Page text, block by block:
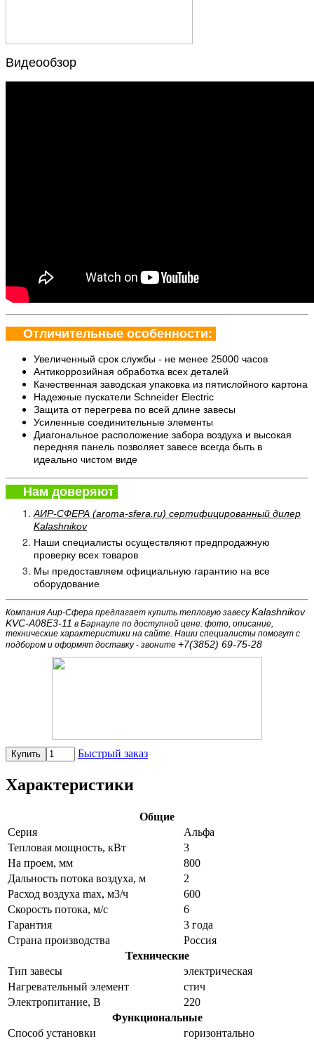
Видеообзор
Отличительные особенности:
Увеличенный срок службы - не менее 25000 часов
Антикоррозийная обработка всех деталей
Качественная заводская упаковка из пятислойного картона
Надежные пускатели Schneider Electric
Защита от перегрева по всей длине завесы
Усиленные соединительные элементы
Диагональное расположение забора воздуха и высокая
передняя панель позволяет завесе всегда быть в
идеально чистом виде
Нам доверяют
АИР-СФЕРА (aroma-sfera.ru) сертифицированный дилер
Kalashnikov
Наши специалисты осуществляют предпродажную
проверку всех товаров
Мы предоставляем официальную гарантию на все
оборудование
Компания Аир-Сфера предлагает купить тепловую завесуKalashnikov
KVC-A08E3-11 в Барнауле по доступной цене: фото, описание,
технические характеристики на сайте. Наши специалисты помогут с
подбором и оформят доставку - звоните +7(3852) 69-75-28
Купить Быстрый заказ
Характеристики
Общие
Серия
Альфа
Тепловая мощность, кВт
3
На проем, мм
800
Дальность потока воздуха, м
2
Расход воздуха max, м3/ч
600
Скорость потока, м/с
6
Гарантия
3 года
Страна производства
Россия
Технические
Тип завесы
электрическая
Нагревательный элемент
стич
Электропитание, В
220
Функциональные
Способ установки
горизонтально